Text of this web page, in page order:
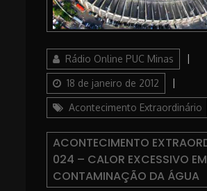
AuthorRádio Online PUC Minas
18 de janeiro de 2012
Acontecimento Extraordinário
ACONTECIMENTO
024 – CALOR EXCESSIVO
CONTAMINAÇÃO DA ÁGUA